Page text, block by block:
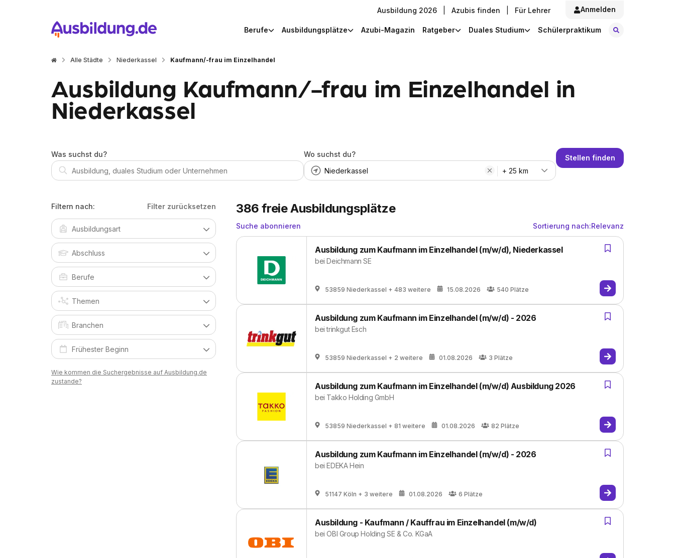
Ausbildung 2026 Azubis finden Für Lehrer Anmelden
Berufe Ausbildungsplätze Azubi-Magazin Ratgeber Duales Studium Schülerpraktikum
Alle Städte Niederkassel Kaufmann/-frau im Einzelhandel
Ausbildung Kaufmann/-frau im Einzelhandel in
Niederkassel
Was suchst du?
Wo suchst du?
+ 25 km
Stellen finden
Filtern nach: Filter zurücksetzen
Wie kommen die Suchergebnisse auf Ausbildung.de
zustande?
386 freie Ausbildungsplätze
Suche abonnieren Sortierung nach:Relevanz
Ausbildung zum Kaufmann im Einzelhandel (m/w/d), Niederkassel
beiDeichmann SE
53859 Niederkassel + 483 weitere 15.08.2026 540 Plätze
Ausbildung zum Kaufmann im Einzelhandel (m/w/d) - 2026
beitrinkgut Esch
53859 Niederkassel + 2 weitere 01.08.2026 3 Plätze
Ausbildung zum Kaufmann im Einzelhandel (m/w/d) Ausbildung 2026
bei Takko Holding GmbH
53859 Niederkassel + 81 weitere 01.08.2026 82 Plätze
Ausbildung zum Kaufmann im Einzelhandel (m/w/d) - 2026
beiEDEKA Hein
51147 Köln + 3 weitere 01.08.2026 6 Plätze
Ausbildung - Kaufmann / Kauffrau im Einzelhandel (m/w/d)
beiOBI Group Holding SE & Co. KGaA